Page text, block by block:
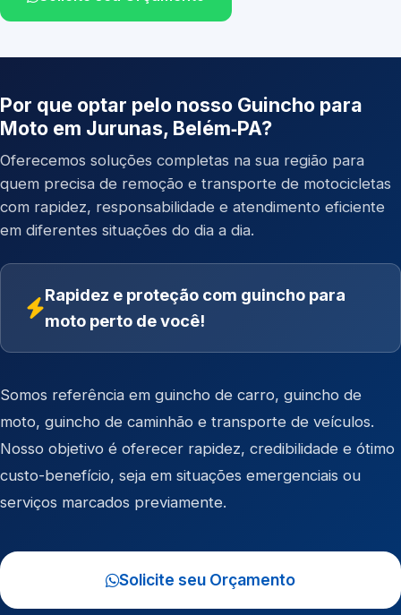
Por que optar pelo nosso Guincho para
Moto em Jurunas, Belém‑PA?
Oferecemos soluções completas na sua região para
quem precisa de remoção e transporte de motocicletas
com rapidez, responsabilidade e atendimento eficiente
em diferentes situações do dia a dia.
Rapidez e proteção com guincho para
moto perto de você!
Somos referência em guincho de carro, guincho de
moto, guincho de caminhão e transporte de veículos.
Nosso objetivo é oferecer rapidez, credibilidade e ótimo
custo-benefício, seja em situações emergenciais ou
serviços marcados previamente.
Solicite seu Orçamento